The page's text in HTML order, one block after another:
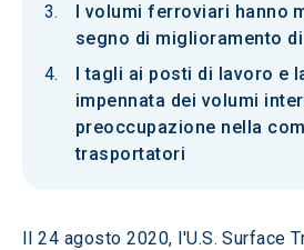
I volumi ferroviari hanno
segno di miglioramento
I tagli ai posti di lavoro e
impennata dei volumi
preoccupazione nella
trasportatori
Il 24 agosto 2020, l'U.S. Surface